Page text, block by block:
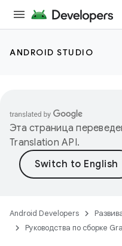
ANDROID STUDIO
Эта страница
Translation API.
Android Developers
Руководства по сборке